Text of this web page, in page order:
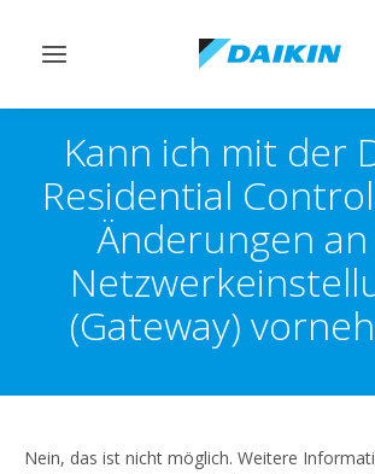
Navigation
Kann ich mit der
Residential
Änderungen
(Gateway)
Nein, das ist nicht möglich. Weitere